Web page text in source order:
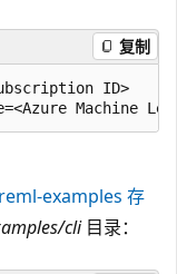
复制
ID>
examples 存
cli目录：